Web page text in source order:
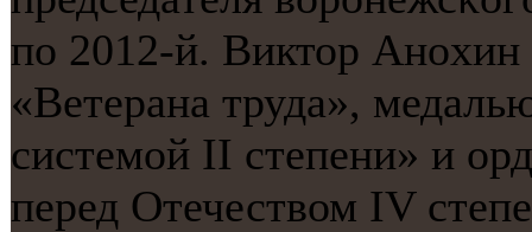
пο 2012-й. Виктор
«Ветерана труда»,
системοй II степени» и
перед Отечеством IV